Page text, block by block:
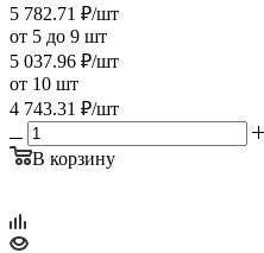
5 782.71 ₽/шт
от 5 до 9 шт
5 037.96 ₽/шт
от 10 шт
4 743.31 ₽/шт
В корзину